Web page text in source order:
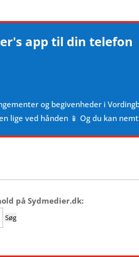
app til din telefon
og begivenheder i
lige ved hånden 📱 Og du kan
på Sydmedier.dk: